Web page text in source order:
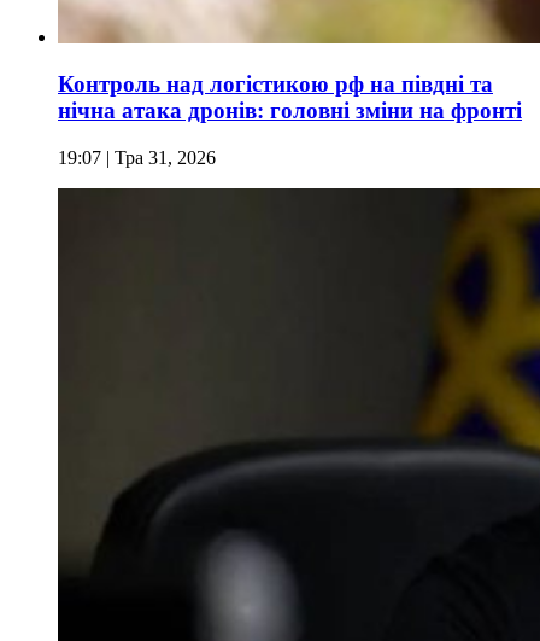
Контроль над логістикою рф на півдні та
нічна атака дронів: головні зміни на фронті
19:07 | Тра 31, 2026